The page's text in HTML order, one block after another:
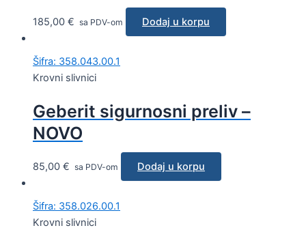
185,00 € sa PDV-om Dodaj u korpu
Šifra: 358.043.00.1
Krovni slivnici
Geberit sigurnosni preliv –
NOVO
85,00 € sa PDV-om Dodaj u korpu
Šifra: 358.026.00.1
Krovni slivnici